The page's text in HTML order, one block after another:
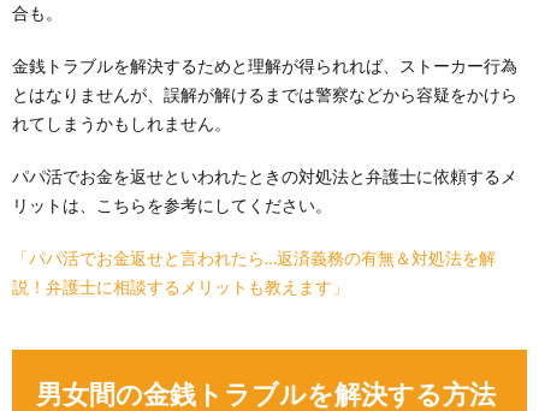
合も。
金銭トラブルを解決するためと理解が得られれば、ストーカー行為
とはなりませんが、誤解が解けるまでは警察などから容疑をかけら
れてしまうかもしれません。
パパ活でお金を返せといわれたときの対処法と弁護士に依頼するメ
リットは、こちらを参考にしてください。
「パパ活でお金返せと言われたら…返済義務の有無＆対処法を解
説！弁護士に相談するメリットも教えます」
男女間の金銭トラブルを解決する方法